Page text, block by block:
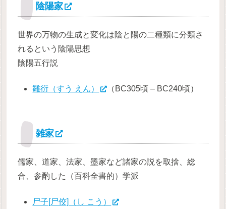
陰陽家
世界の万物の生成と変化は陰と陽の二種類に分類さ
れるという陰陽思想
陰陽五行説
雛衍（すう えん） （BC305頃 – BC240頃）
雑家
儒家、道家、法家、墨家など諸家の説を取捨、総
合、参酌した（百科全書的）学派
尸子[尸佼]（し こう）